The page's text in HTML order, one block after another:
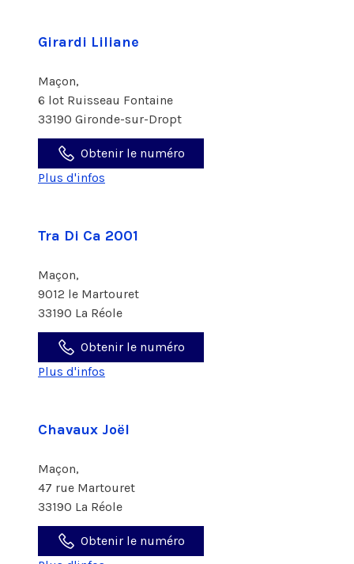
Girardi Liliane
Maçon,
6 lot Ruisseau Fontaine
33190 Gironde-sur-Dropt
Obtenir le numéro
Plus d'infos
Tra Di Ca 2001
Maçon,
9012 le Martouret
33190 La Réole
Obtenir le numéro
Plus d'infos
Chavaux Joël
Maçon,
47 rue Martouret
33190 La Réole
Obtenir le numéro